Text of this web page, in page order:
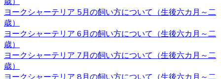
行ってあげられるか不安な人にもおすすめです。しかし、
ヨークシャテリアのストレス発散のためにも、週何回かは
軽めの散歩に連れていってあげるのが良いでしょう。何か
わからないことがありましたら、ヨークシャーテリア専門
のブリーダー・ベベドール にご相談ください。
2020.10.23
ヨークシャーテリア 5月の飼い方について（生後六カ月～二
歳）
ヨークシャーテリア 6月の飼い方について（生後六カ月～二
歳）
ヨークシャーテリア 7月の飼い方について（生後六カ月～二
歳）